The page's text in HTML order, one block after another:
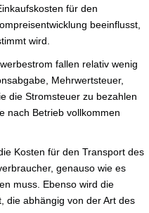
für den
beeinflusst,
wird.
fallen relativ wenig
Mehrwertsteuer,
die Stromsteuer zu bezahlen
nach Betrieb vollkommen
Kosten für den Transport des
genauso wie es
muss. Ebenso wird die
die abhängig von der Art des